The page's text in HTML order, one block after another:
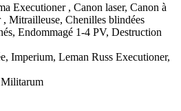
Executioner , Canon laser, Canon à
Mitrailleuse, Chenilles blindées
Endommagé 1-4 PV, Destruction
Imperium, Leman Russ Executioner,